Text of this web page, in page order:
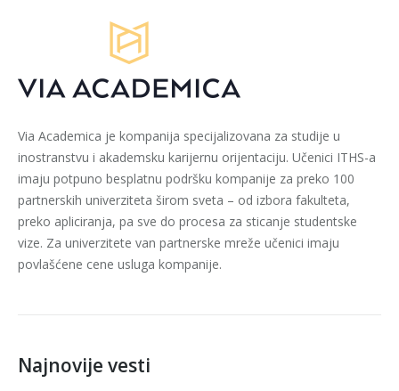
Via Academica je kompanija specijalizovana za studije u
inostranstvu i akademsku karijernu orijentaciju. Učenici ITHS-a
imaju potpuno besplatnu podršku kompanije za preko 100
partnerskih univerziteta širom sveta – od izbora fakulteta,
preko apliciranja, pa sve do procesa za sticanje studentske
vize. Za univerzitete van partnerske mreže učenici imaju
povlašćene cene usluga kompanije.
Najnovije vesti